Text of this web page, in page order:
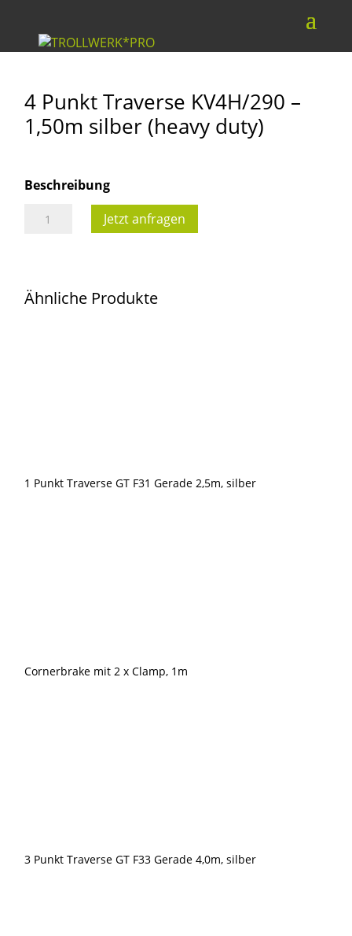
4 Punkt Traverse KV4H/290 –
1,50m silber (heavy duty)
Beschreibung
-
Jetzt anfragen
Ähnliche Produkte
1 Punkt Traverse GT F31 Gerade 2,5m, silber
Cornerbrake mit 2 x Clamp, 1m
3 Punkt Traverse GT F33 Gerade 4,0m, silber